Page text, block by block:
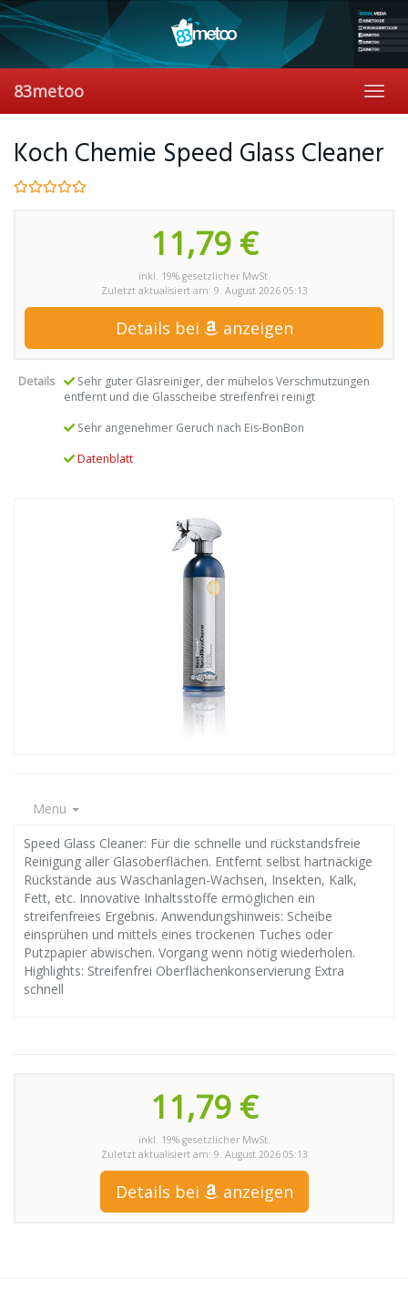
Skip
to
content
83metoo
Koch Chemie Speed Glass Cleaner
11,79 €
inkl. 19% gesetzlicher MwSt.
Zuletzt aktualisiert am: 9. August 2026 05:13
Details bei anzeigen
Details
Sehr guter Glasreiniger, der mühelos Verschmutzungen
entfernt und die Glasscheibe streifenfrei reinigt
Sehr angenehmer Geruch nach Eis-BonBon
Datenblatt
Menu
Speed Glass Cleaner: Für die schnelle und rückstandsfreie
Reinigung aller Glasoberflächen. Entfernt selbst hartnäckige
Rückstände aus Waschanlagen-Wachsen, Insekten, Kalk,
Fett, etc. Innovative Inhaltsstoffe ermöglichen ein
streifenfreies Ergebnis. Anwendungshinweis: Scheibe
einsprühen und mittels eines trockenen Tuches oder
Putzpapier abwischen. Vorgang wenn nötig wiederholen.
Highlights: Streifenfrei Oberflächenkonservierung Extra
schnell
11,79 €
inkl. 19% gesetzlicher MwSt.
Zuletzt aktualisiert am: 9. August 2026 05:13
Details bei anzeigen